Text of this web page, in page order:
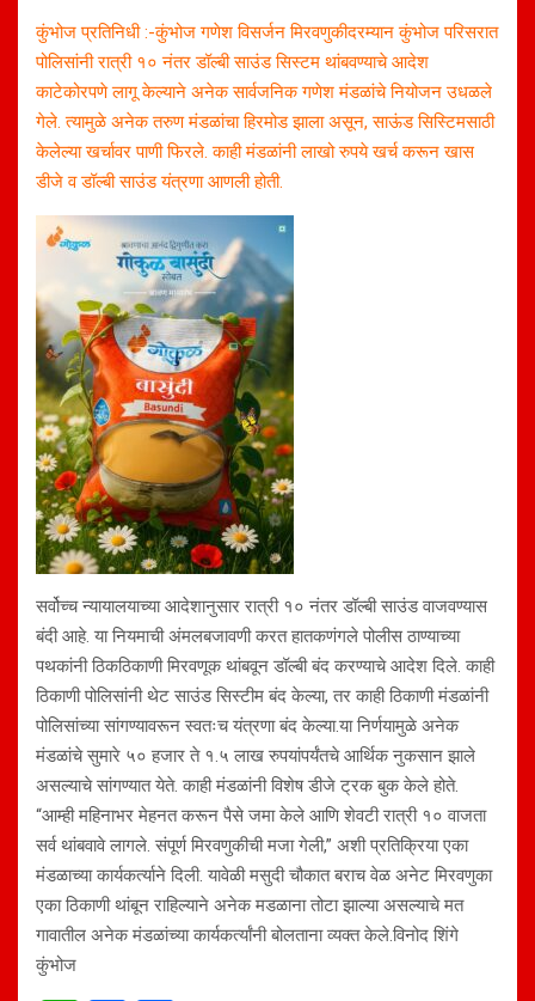
कुंभोज प्रतिनिधी :-कुंभोज गणेश विसर्जन मिरवणुकीदरम्यान कुंभोज परिसरात
पोलिसांनी रात्री १० नंतर डॉल्बी साउंड सिस्टम थांबवण्याचे आदेश
काटेकोरपणे लागू केल्याने अनेक सार्वजनिक गणेश मंडळांचे नियोजन उधळले
गेले. त्यामुळे अनेक तरुण मंडळांचा हिरमोड झाला असून, साऊंड सिस्टिमसाठी
केलेल्या खर्चावर पाणी फिरले. काही मंडळांनी लाखो रुपये खर्च करून खास
डीजे व डॉल्बी साउंड यंत्रणा आणली होती.
सर्वोच्च न्यायालयाच्या आदेशानुसार रात्री १० नंतर डॉल्बी साउंड वाजवण्यास
बंदी आहे. या नियमाची अंमलबजावणी करत हातकणंगले पोलीस ठाण्याच्या
पथकांनी ठिकठिकाणी मिरवणूक थांबवून डॉल्बी बंद करण्याचे आदेश दिले. काही
ठिकाणी पोलिसांनी थेट साउंड सिस्टीम बंद केल्या, तर काही ठिकाणी मंडळांनी
पोलिसांच्या सांगण्यावरून स्वतःच यंत्रणा बंद केल्या.या निर्णयामुळे अनेक
मंडळांचे सुमारे ५० हजार ते १.५ लाख रुपयांपर्यंतचे आर्थिक नुकसान झाले
असल्याचे सांगण्यात येते. काही मंडळांनी विशेष डीजे ट्रक बुक केले होते.
“आम्ही महिनाभर मेहनत करून पैसे जमा केले आणि शेवटी रात्री १० वाजता
सर्व थांबवावे लागले. संपूर्ण मिरवणुकीची मजा गेली,” अशी प्रतिक्रिया एका
मंडळाच्या कार्यकर्त्याने दिली. यावेळी मसुदी चौकात बराच वेळ अनेट मिरवणुका
एका ठिकाणी थांबून राहिल्याने अनेक मडळाना तोटा झाल्या असल्याचे मत
गावातील अनेक मंडळांच्या कार्यकर्त्यांनी बोलताना व्यक्त केले.विनोद शिंगे
कुंभोज